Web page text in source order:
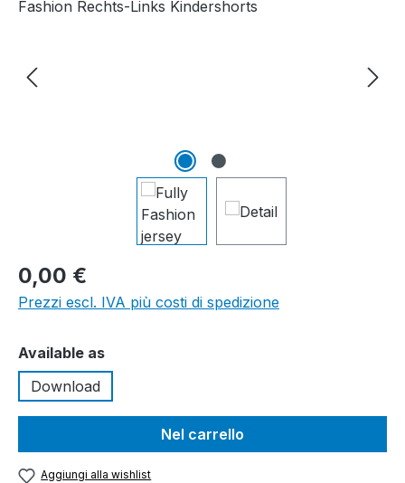
0,00 €
Prezzi escl. IVA più costi di spedizione
Seleziona
Available as
Download
Nel carrello
Aggiungi alla wishlist